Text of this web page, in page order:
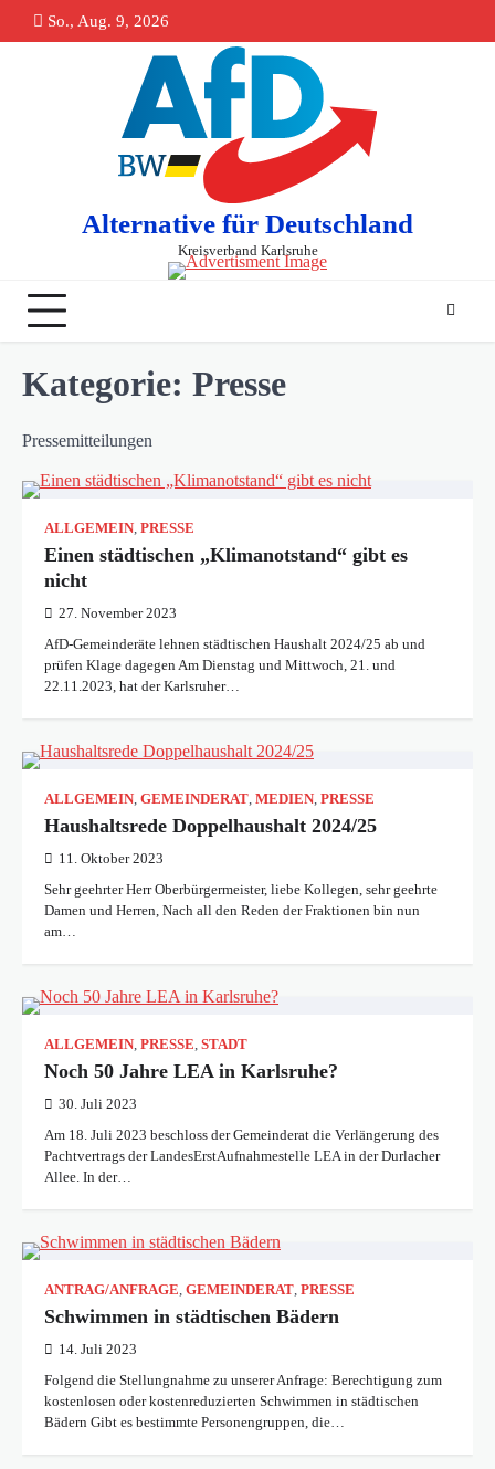
springen
to
So., Aug. 9, 2026
Alternative für Deutschland
Kreisverband Karlsruhe
Kategorie: Presse
Pressemitteilungen
ALLGEMEIN, PRESSE
Einen städtischen „Klimanotstand“ gibt es
nicht
27. November 2023
AfD-Gemeinderäte lehnen städtischen Haushalt 2024/25 ab und
prüfen Klage dagegen Am Dienstag und Mittwoch, 21. und
22.11.2023, hat der Karlsruher…
ALLGEMEIN, GEMEINDERAT, MEDIEN, PRESSE
Haushaltsrede Doppelhaushalt 2024/25
11. Oktober 2023
Sehr geehrter Herr Oberbürgermeister, liebe Kollegen, sehr geehrte
Damen und Herren, Nach all den Reden der Fraktionen bin nun
am…
ALLGEMEIN, PRESSE, STADT
Noch 50 Jahre LEA in Karlsruhe?
30. Juli 2023
Am 18. Juli 2023 beschloss der Gemeinderat die Verlängerung des
Pachtvertrags der LandesErstAufnahmestelle LEA in der Durlacher
Allee. In der…
ANTRAG/ANFRAGE, GEMEINDERAT, PRESSE
Schwimmen in städtischen Bädern
14. Juli 2023
Folgend die Stellungnahme zu unserer Anfrage: Berechtigung zum
kostenlosen oder kostenreduzierten Schwimmen in städtischen
Bädern Gibt es bestimmte Personengruppen, die…